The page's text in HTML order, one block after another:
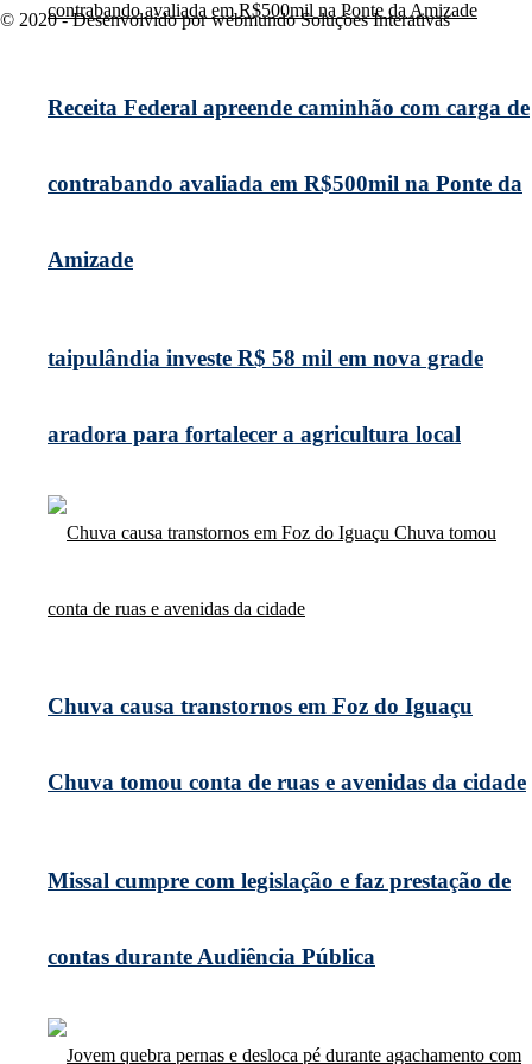
Receita Federal apreende caminhão com carga de
contrabando avaliada em R$500mil na Ponte da
Amizade
taipulândia investe R$ 58 mil em nova grade
aradora para fortalecer a agricultura local
Chuva causa transtornos em Foz do Iguaçu
Chuva tomou conta de ruas e avenidas da cidade
Missal cumpre com legislação e faz prestação de
contas durante Audiência Pública
© 2020 - Desenvolvido por webmundo Soluções Interativas